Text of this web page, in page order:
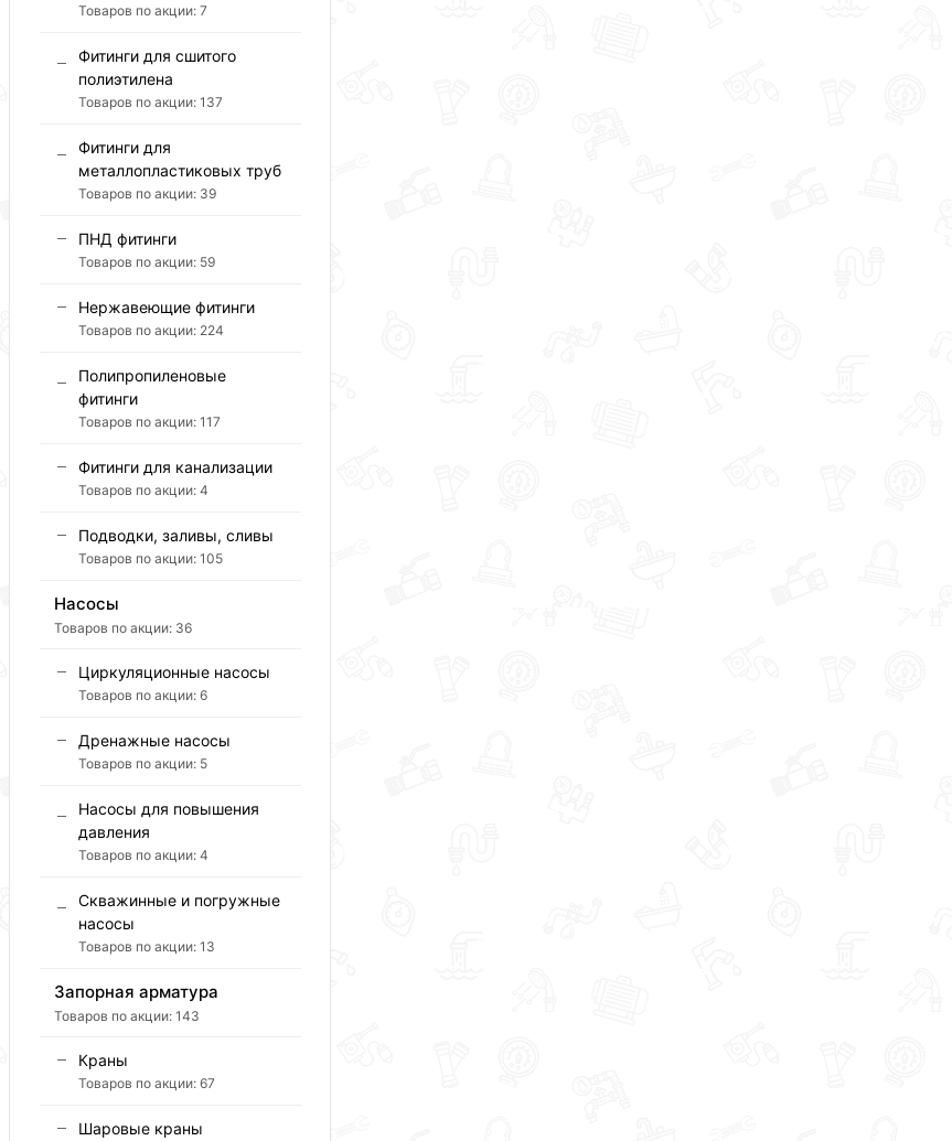
Товаров по акции: 7
Фитинги для сшитого
полиэтилена
Товаров по акции: 137
Фитинги для
металлопластиковых труб
Товаров по акции: 39
ПНД фитинги
Товаров по акции: 59
Нержавеющие фитинги
Товаров по акции: 224
Полипропиленовые
фитинги
Товаров по акции: 117
Фитинги для канализации
Товаров по акции: 4
Подводки, заливы, сливы
Товаров по акции: 105
Насосы
Товаров по акции: 36
Циркуляционные насосы
Товаров по акции: 6
Дренажные насосы
Товаров по акции: 5
Насосы для повышения
давления
Товаров по акции: 4
Скважинные и погружные
насосы
Товаров по акции: 13
Запорная арматура
Товаров по акции: 143
Краны
Товаров по акции: 67
Шаровые краны